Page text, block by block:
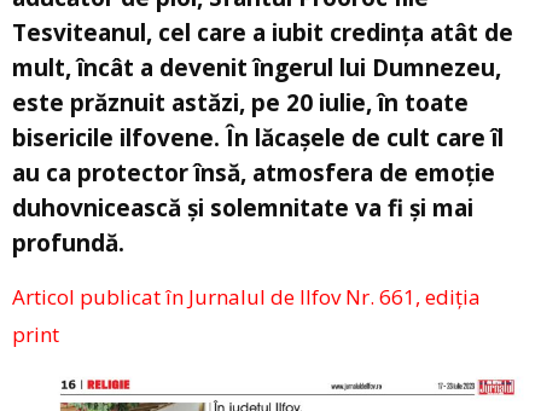
Tesviteanul, cel care a iubit credința atât de
mult, încât a devenit îngerul lui Dumnezeu,
este prăznuit astăzi, pe 20 iulie, în toate
bisericile ilfovene. În lăcașele de cult care îl
au ca protector însă, atmosfera de emoție
duhovnicească și solemnitate va fi și mai
profundă.
Articol publicat în Jurnalul de Ilfov Nr. 661, ediția
print